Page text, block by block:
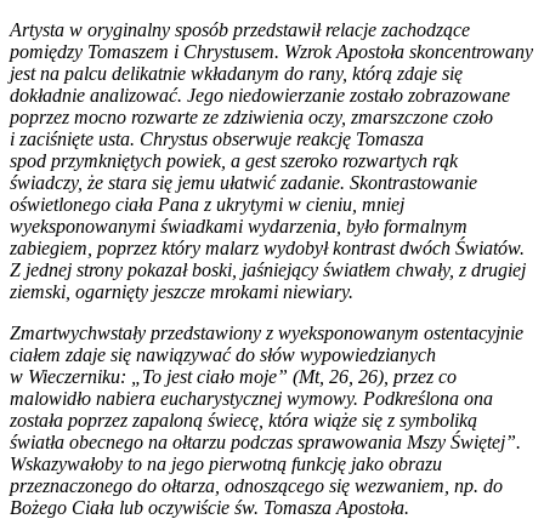
Artysta w oryginalny sposób przedstawił relacje zachodzące
pomiędzy Tomaszem i Chrystusem. Wzrok Apostoła skoncentrowany
jest na palcu delikatnie wkładanym do rany, którą zdaje się
dokładnie analizować. Jego niedowierzanie zostało zobrazowane
poprzez mocno rozwarte ze zdziwienia oczy, zmarszczone czoło
i zaciśnięte usta. Chrystus obserwuje reakcję Tomasza
spod przymkniętych powiek, a gest szeroko rozwartych rąk
świadczy, że stara się jemu ułatwić zadanie. Skontrastowanie
oświetlonego ciała Pana z ukrytymi w cieniu, mniej
wyeksponowanymi świadkami wydarzenia, było formalnym
zabiegiem, poprzez który malarz wydobył kontrast dwóch Światów.
Z jednej strony pokazał boski, jaśniejący światłem chwały, z drugiej
ziemski, ogarnięty jeszcze mrokami niewiary.
Zmartwychwstały przedstawiony z wyeksponowanym ostentacyjnie
ciałem zdaje się nawiązywać do słów wypowiedzianych
w Wieczerniku: „To jest ciało moje” (Mt, 26, 26), przez co
malowidło nabiera eucharystycznej wymowy. Podkreślona ona
została poprzez zapaloną świecę, która wiąże się z symboliką
światła obecnego na ołtarzu podczas sprawowania Mszy Świętej”.
Wskazywałoby to na jego pierwotną funkcję jako obrazu
przeznaczonego do ołtarza, odnoszącego się wezwaniem, np. do
Bożego Ciała lub oczywiście św. Tomasza Apostoła.